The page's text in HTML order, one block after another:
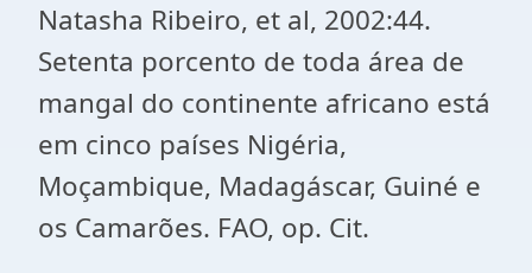
Natasha Ribeiro, et al, 2002:44.
Setenta porcento de toda área de
mangal do continente africano está
em cinco países Nigéria,
Moçambique, Madagáscar, Guiné e
os Camarões. FAO, op. Cit.